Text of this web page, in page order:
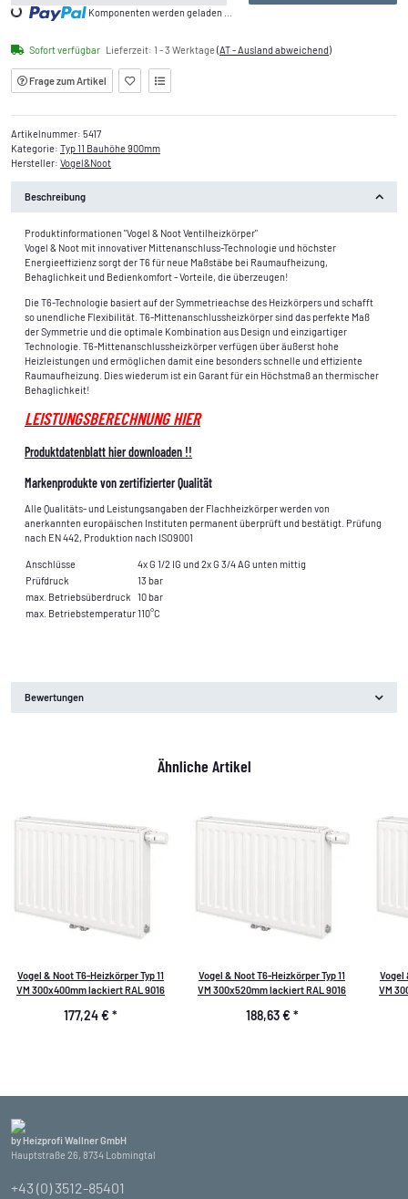
Loading... Komponenten werden geladen ...
Sofort verfügbar Lieferzeit: 1 - 3 Werktage(AT - Ausland abweichend)
Frage zum Artikel
Artikelnummer: 5417
Kategorie: Typ 11 Bauhöhe 900mm
Hersteller: Vogel&Noot
Beschreibung
Produktinformationen "Vogel & Noot Ventilheizkörper"
Vogel & Noot mit innovativer Mittenanschluss-Technologie und höchster
Energieeffizienz sorgt der T6 für neue Maßstäbe bei Raumaufheizung,
Behaglichkeit und Bedienkomfort - Vorteile, die überzeugen!
Die T6-Technologie basiert auf der Symmetrieachse des Heizkörpers und schafft
so unendliche Flexibilität. T6-Mittenanschlussheizkörper sind das perfekte Maß
der Symmetrie und die optimale Kombination aus Design und einzigartiger
Technologie. T6-Mittenanschlussheizkörper verfügen über äußerst hohe
Heizleistungen und ermöglichen damit eine besonders schnelle und effiziente
Raumaufheizung. Dies wiederum ist ein Garant für ein Höchstmaß an thermischer
Behaglichkeit!
LEISTUNGSBERECHNUNG HIER
Produktdatenblatt hier downloaden !!
Markenprodukte von zertifizierter Qualität
Alle Qualitäts- und Leistungsangaben der Flachheizkörper werden von
anerkannten europäischen Instituten permanent überprüft und bestätigt. Prüfung
nach EN 442, Produktion nach ISO9001
Anschlüsse
4x G 1/2 IG und 2x G 3/4 AG unten mittig
Prüfdruck
13 bar
max. Betriebsüberdruck
10 bar
max. Betriebstemperatur110°C
Bewertungen
Ähnliche Artikel
Vogel & Noot T6-Heizkörper Typ 11
VM 300x400mm lackiert RAL 9016
177,24 € *
Vogel & Noot T6-Heizkörper Typ 11
VM 300x520mm lackiert RAL 9016
188,63 € *
Vogel
VM
by Heizprofi Wallner GmbH
Hauptstraße 26, 8734 Lobmingtal
+43 (0) 3512-85401